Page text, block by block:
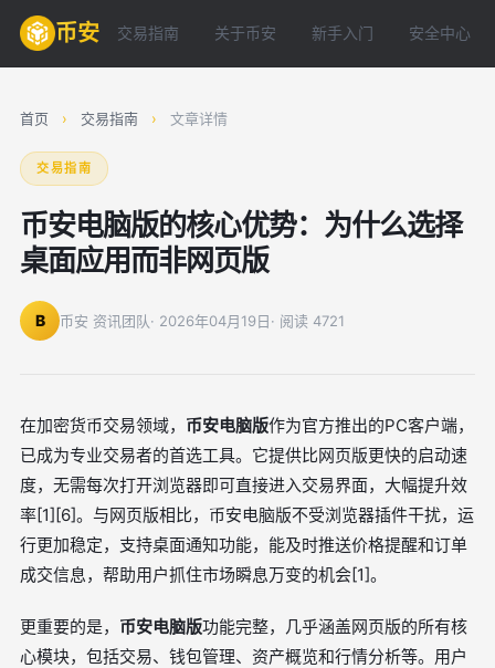
币安 交易指南 关于币安 新手入门 安全中心
首页 › 交易指南 › 文章详情
交易指南
币安电脑版的核心优势：为什么选择
桌面应用而非网页版
B 币安 资讯团队· 2026年04月19日· 阅读 4721
在加密货币交易领域， 币安电脑版作为官方推出的PC客户端，
已成为专业交易者的首选工具。它提供比网页版更快的启动速
度，无需每次打开浏览器即可直接进入交易界面，大幅提升效
率[1][6]。与网页版相比，币安电脑版不受浏览器插件干扰，运
行更加稳定，支持桌面通知功能，能及时推送价格提醒和订单
成交信息，帮助用户抓住市场瞬息万变的机会[1]。
更重要的是， 币安电脑版功能完整，几乎涵盖网页版的所有核
心模块，包括交易、钱包管理、资产概览和行情分析等。用户